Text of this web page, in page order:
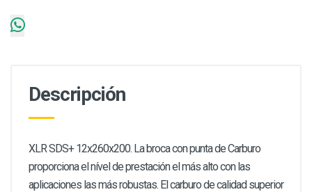
Descripción
XLR SDS+ 12x260x200. La broca con punta de Carburo
proporciona el nível de prestación el más alto con las
aplicaciones las más robustas. El carburo de calidad superior